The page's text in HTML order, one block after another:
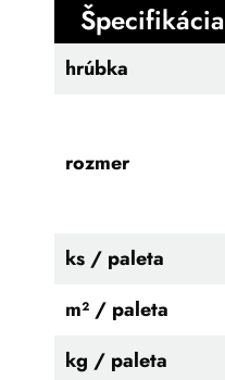
Špecifikácia
hrúbka
rozmer
ks / paleta
m² / paleta
kg / paleta